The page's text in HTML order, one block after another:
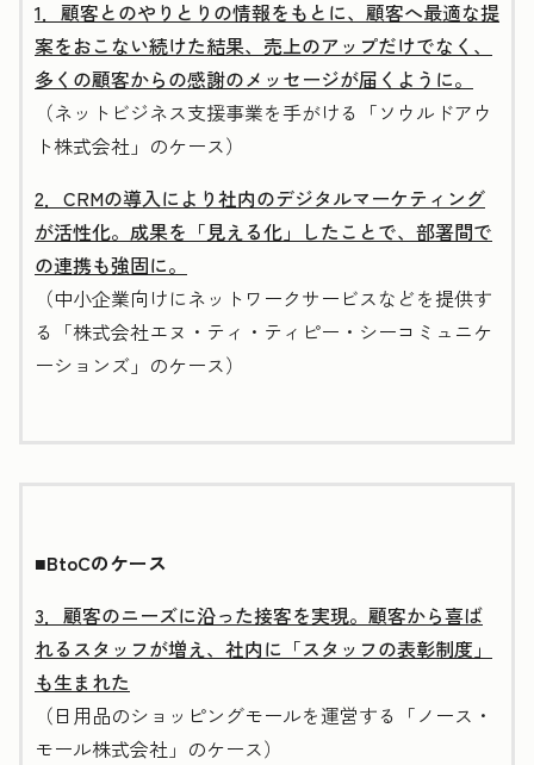
1．顧客とのやりとりの情報をもとに、顧客へ最適な提
案をおこない続けた結果、売上のアップだけでなく、
多くの顧客からの感謝のメッセージが届くように。
（ネットビジネス支援事業を手がける「ソウルドアウ
ト株式会社」のケース）
2．CRMの導入により社内のデジタルマーケティング
が活性化。成果を「見える化」したことで、部署間で
の連携も強固に。
（中小企業向けにネットワークサービスなどを提供す
る「株式会社エヌ・ティ・ティピー・シーコミュニケ
ーションズ」のケース）
■BtoCのケース
3．顧客のニーズに沿った接客を実現。顧客から喜ば
れるスタッフが増え、社内に「スタッフの表彰制度」
も生まれた
（日用品のショッピングモールを運営する「ノース・
モール株式会社」のケース）